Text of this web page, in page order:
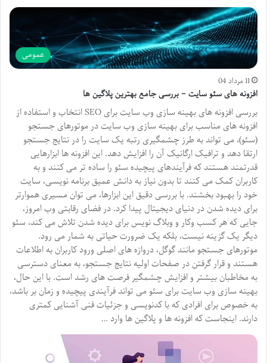
عمومی
11 مرداد 04
افزونه های سئو سایت – بررسی جامع بهترین پلاگین ها
بررسی افزونه های بهینه سازی وب سایت برای SEO انتخاب و استفاده از
افزونه های مناسب برای بهینه سازی وب سایت در موتورهای جستجو
(سئو)، می تواند به طرز چشمگیری رتبه یک سایت را در نتایج جستجو
ارتقا دهد و ترافیک ارگانیک آن را افزایش دهد. این افزونه ها ابزارهایی
قدرتمند هستند که فرآیندهای پیچیده سئو را ساده تر می کنند و به
کاربران کمک می کنند تا بدون نیاز به دانش عمیق برنامه نویسی، سایت
خود را بهبود بخشند. با بررسی دقیق این ابزارها، می توان مسیری هموارتر
برای دیده شدن در دنیای دیجیتال پیدا کرد. در فضای رقابتی وب امروز،
جایی که هر کسب وکار و وبلاگ نویس برای دیده شدن تلاش می کند، سئو
دیگر یک گزینه نیست، بلکه یک ضرورت حیاتی به شمار می رود.
موتورهای جستجو مانند گوگل، دروازه های اصلی ورود کاربران به اطلاعات
هستند و قرار گرفتن در صفحات اولیه نتایج جستجو، به معنای دسترسی
به مخاطبان بیشتر و افزایش چشمگیر فرصت های رشد است. با این حال،
بهینه سازی وب سایت برای سئو می تواند فرآیندی پیچیده و زمان بر باشد،
به خصوص برای افرادی که با کدنویسی و جزئیات فنی آشنایی کمتری
دارند. اینجاست که افزونه ها و پلاگین ها وارد …